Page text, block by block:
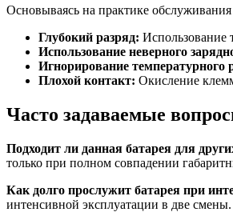
Основываясь на практике
Глубокий разряд: Использование
Использование неверного
Игнорирование температурного
Плохой контакт: Окисление
Часто задаваемые
Подходит ли данная батарея для
только при полном совпадении
Как долго прослужит батарея при
интенсивной эксплуатации в две смены.